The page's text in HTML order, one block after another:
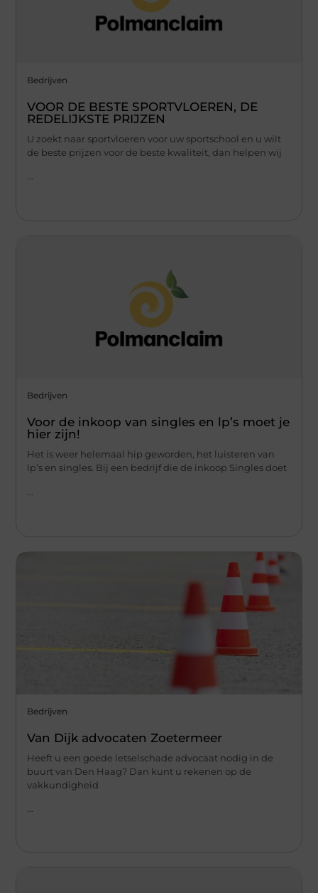
Bedrijven
VOOR DE BESTE SPORTVLOEREN, DE
REDELIJKSTE PRIJZEN
U zoekt naar sportvloeren voor uw sportschool en u wilt
de beste prijzen voor de beste kwaliteit, dan helpen wij
...
Bedrijven
Voor de inkoop van singles en lp’s moet je
hier zijn!
Het is weer helemaal hip geworden, het luisteren van
lp’s en singles. Bij een bedrijf die de inkoop Singles doet
Bedrijven
Van Dijk advocaten Zoetermeer
Heeft u een goede letselschade advocaat nodig in de
buurt van Den Haag? Dan kunt u rekenen op de
vakkundigheid
...